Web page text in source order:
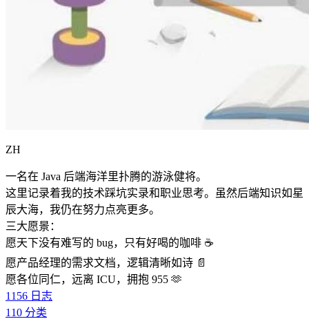
ZH
一名在 Java 后端海洋里扑腾的游泳健将。
这里记录着我的技术踩坑实录和职业思考。虽然后端知识如星
辰大海，我仍在努力点亮更多。
三大愿景：
愿天下没有难写的 bug，只有好喝的咖啡 ☕️
愿产品经理的需求文档，逻辑清晰如诗 📄
愿各位同仁，远离 ICU，拥抱 955 🫶
1156 日志
110 分类